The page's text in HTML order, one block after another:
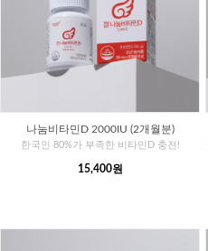
나눔비타민D 2000IU (2개월분)
한국인 80%가 부족한 비타민D 충전!
15,400원